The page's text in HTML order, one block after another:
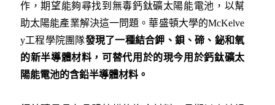
作，期望能夠尋找到無毒鈣鈦礦太陽能電池，以幫
助太陽能產業解決這一問題。華盛頓大學的McKelve
y工程學院團隊發現了一種結合鉀、鋇、碲、鉍和氧
的新半導體材料，可替代用於的現今用於鈣鈦礦太
陽能電池的含鉛半導體材料。